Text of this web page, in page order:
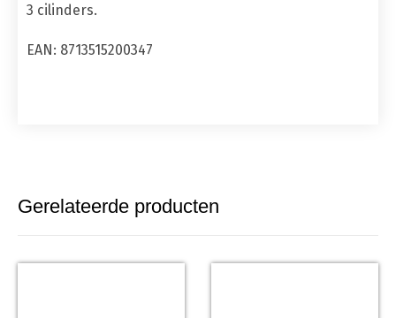
3 cilinders.
EAN: 8713515200347
Gerelateerde producten